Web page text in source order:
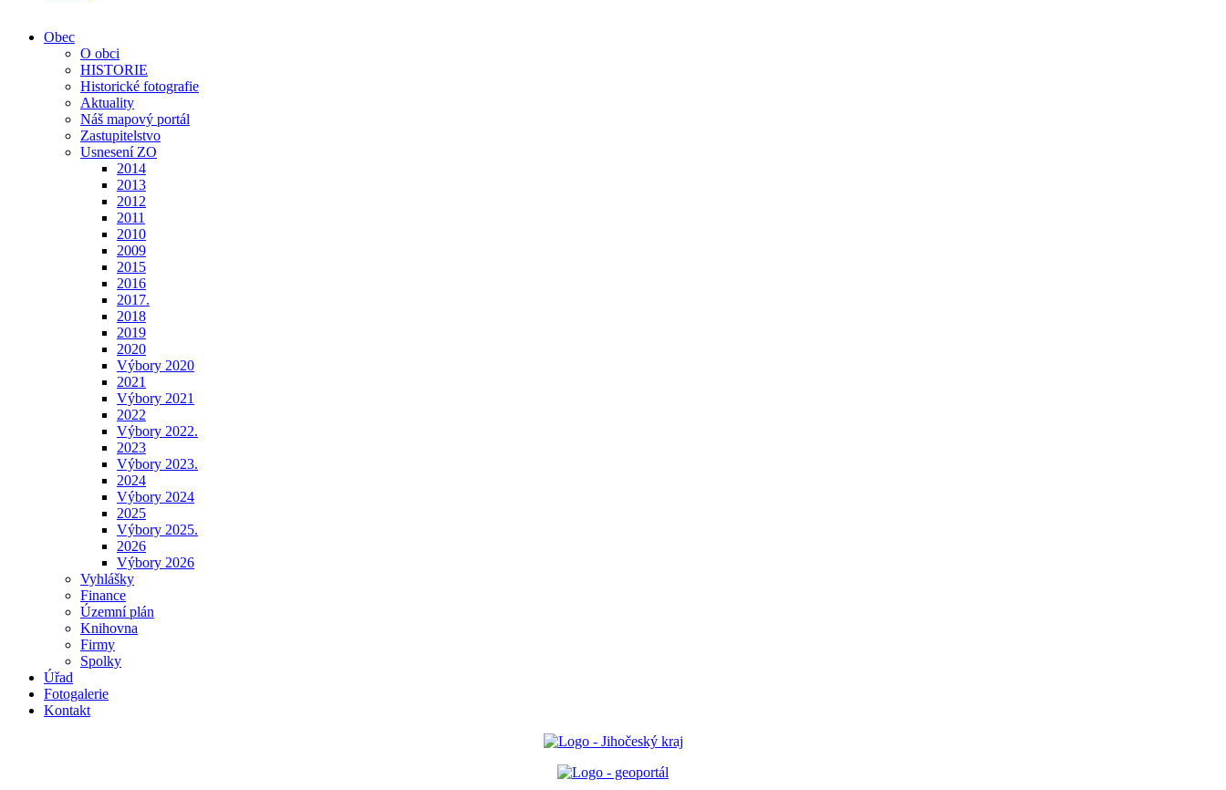
Obec
O obci
HISTORIE
Historické fotografie
Aktuality
Náš mapový portál
Zastupitelstvo
Usnesení ZO
2014
2013
2012
2011
2010
2009
2015
2016
2017.
2018
2019
2020
Výbory 2020
2021
Výbory 2021
2022
Výbory 2022.
2023
Výbory 2023.
2024
Výbory 2024
2025
Výbory 2025.
2026
Výbory 2026
Vyhlášky
Finance
Územní plán
Knihovna
Firmy
Spolky
Úřad
Fotogalerie
Kontakt